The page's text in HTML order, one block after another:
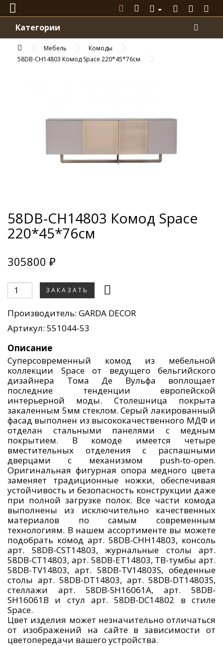
Категории
Мебель
Комоды
58DB-CH14803 Комод Space 220*45*76см
58DB-CH14803 Комод Space
220*45*76см
305800 ₽
ЗАКАЗАТЬ
Производитель: GARDA DECOR
Артикул: 551044-53
Описание
Cуперсовременный комод из мебельной
коллекции Space от ведущего бельгийского
дизайнера Тома Де Вульфа воплощает
последние тенденции европейской
интерьерной моды. Столешница покрыта
закаленным 5мм стеклом. Серый лакированный
фасад выполнен из высококачественного МДФ и
отделан стальными панелями с медным
покрытием. В комоде имеется четыре
вместительных отделения с распашными
дверцами с механизмом push-to-open.
Оригинальная фигурная опора медного цвета
заменяет традиционные ножки, обеспечивая
устойчивость и безопасность конструкции даже
при полной загрузке полок. Все части комода
выполнены из исключительно качественных
материалов по самым современным
технологиям. В нашем ассортименте вы можете
подобрать комод арт. 58DB-CHH14803, консоль
арт. 58DB-CST14803, журнальные столы арт.
58DB-CT14803, арт. 58DB-ET14803, ТВ-тумбы арт.
58DB-TV14803, арт. 58DB-TV14803S, обеденные
столы арт. 58DB-DT14803, арт. 58DB-DT14803S,
стеллажи арт. 58DB-SH16061A, арт. 58DB-
SH16061B и стул арт. 58DB-DC14802 в стиле
Space.
Цвет изделия может незначительно отличаться
от изображений на сайте в зависимости от
цветопередачи вашего устройства.